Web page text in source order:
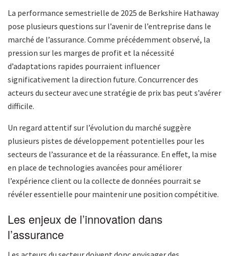
La performance semestrielle de 2025 de Berkshire Hathaway
pose plusieurs questions sur l’avenir de l’entreprise dans le
marché de l’assurance. Comme précédemment observé, la
pression sur les marges de profit et la nécessité
d’adaptations rapides pourraient influencer
significativement la direction future. Concurrencer des
acteurs du secteur avec une stratégie de prix bas peut s’avérer
difficile.
Un regard attentif sur l’évolution du marché suggère
plusieurs pistes de développement potentielles pour les
secteurs de l’assurance et de la réassurance. En effet, la mise
en place de technologies avancées pour améliorer
l’expérience client ou la collecte de données pourrait se
révéler essentielle pour maintenir une position compétitive.
Les enjeux de l’innovation dans
l’assurance